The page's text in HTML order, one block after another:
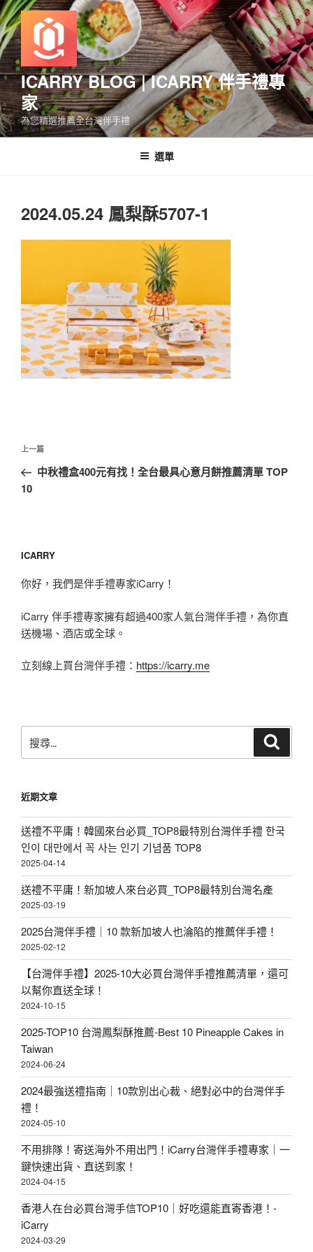
跳
至
主
要
內
容
ICARRY BLOG | ICARRY 伴手禮專
家
為您精選推薦全台灣伴手禮
選單
2024.05.24 鳳梨酥5707-1
文
導
上
一
篇
上一篇
中秋禮盒400元有找！全台最具心意月餅推薦清單 TOP
10
ICARRY
你好，我們是伴手禮專家iCarry！
iCarry 伴手禮專家擁有超過400家人氣台灣伴手禮，為你直
送機場、酒店或全球。
立刻線上買台灣伴手禮： https://icarry.me
尋
字:
近期文章
送禮不平庸！韓國來台必買_TOP8最特別台灣伴手禮 한국
인이 대만에서 꼭 사는 인기 기념품 TOP8
2025-04-14
送禮不平庸！新加坡人來台必買_TOP8最特別台灣名產
2025-03-19
2025台灣伴手禮｜10 款新加坡人也淪陷的推薦伴手禮！
2025-02-12
【台灣伴手禮】2025-10大必買台灣伴手禮推薦清單，還可
以幫你直送全球！
2024-10-15
2025-TOP10 台灣鳳梨酥推薦-Best 10 Pineapple Cakes in
Taiwan
2024-06-24
2024最強送禮指南｜10款別出心裁、絕對必中的台灣伴手
禮！
2024-05-10
不用排隊！寄送海外不用出門！iCarry台灣伴手禮專家｜一
鍵快速出貨、直送到家！
2024-04-15
香港人在台必買台灣手信TOP10｜好吃還能直寄香港！-
iCarry
2024-03-29